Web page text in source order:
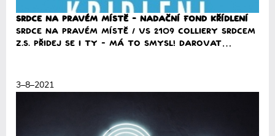
SRDCE na pravém místě - Nadační fond KŘÍDLENÍ
SRDCE na pravém místě / VS 2109 Colliery SRDCEM
z.s. Přidej se i TY - má to smysl! Darovat…
3–8–2021